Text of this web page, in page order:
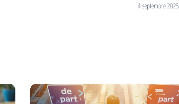
4 septembre 2025